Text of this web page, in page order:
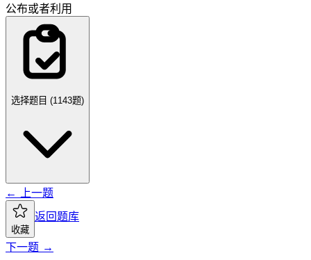
公布或者利用
选择题目 (1143题)
← 上一题
收藏
返回题库
下一题 →